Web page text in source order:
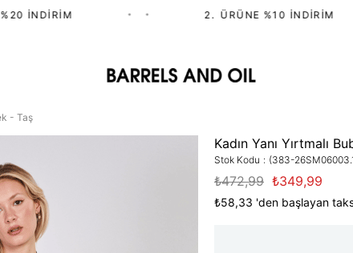
İNDIRIM • 2.⁠ ⁠ÜRÜNE %10 İNDIRIM
- Taş
Kadın Yanı Yırtmalı
Stok Kodu (383-
₺472,99 ₺349,99
₺58,33 'den başlayan